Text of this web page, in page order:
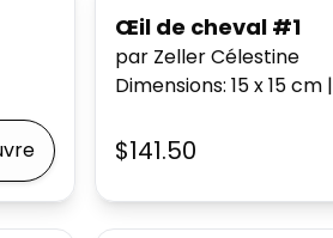
Œil de cheval #1
par Zeller Célestine
Dimensions: 15 x 15cm|
$141.50